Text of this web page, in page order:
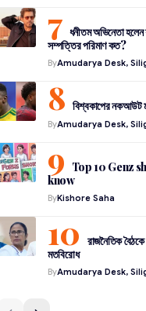
ধনীতম অভিনেতা
সম্পত্তির পরিমাণ কত?
ByAmudarya Desk,
বিশ্বকাপের নকআউট
ByAmudarya Desk,
Top 10 Genz
know
ByKishore Saha
রাজনৈতিক
মতবিরোধ
ByAmudarya Desk,